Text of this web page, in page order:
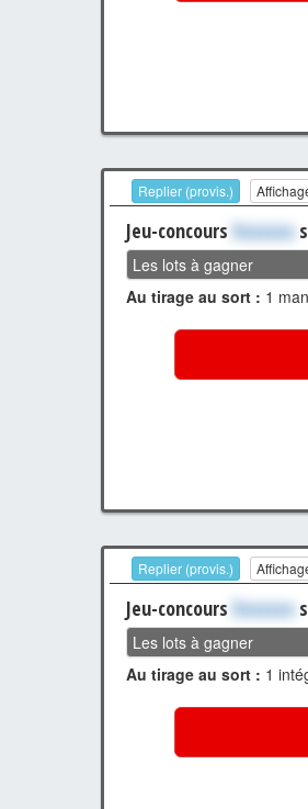
Replier (provis.)
Jeu-concours Xxxxxxx
Les lots à gagner
Au tirage au sort : 1
Replier (provis.)
Jeu-concours Xxxxxxx
Les lots à gagner
Au tirage au sort : 1